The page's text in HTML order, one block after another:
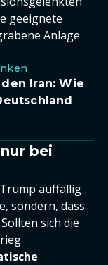
geeignete
Anlage
Iran: Wie
bei
auffällig
sondern, dass
sich die